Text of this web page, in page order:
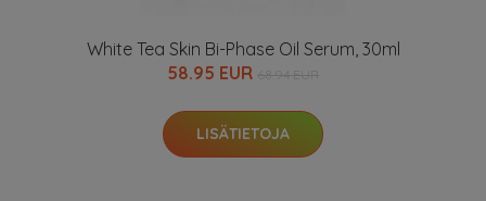
White Tea Skin Bi-Phase Oil Serum, 30ml
58.95 EUR
LISÄTIETOJA